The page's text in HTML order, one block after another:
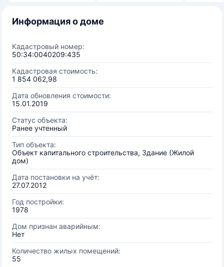
Информация о доме
Кадастровый номер:
50:34:0040209:435
Кадастровая стоимость:
1 854 062,98
Дата обновления стоимости:
15.01.2019
Статус объекта:
Ранее учтенный
Тип объекта:
Объект капитального строительства, Здание (Жилой
дом)
Дата постановки на учёт:
27.07.2012
Год постройки:
1978
Дом признан аварийным:
Нет
Количество жилых помещений:
55